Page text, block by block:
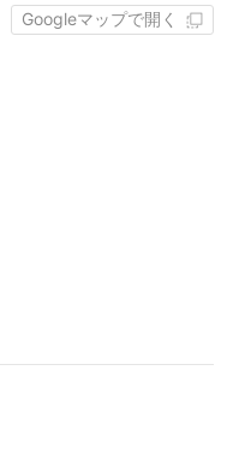
Googleマップで開く